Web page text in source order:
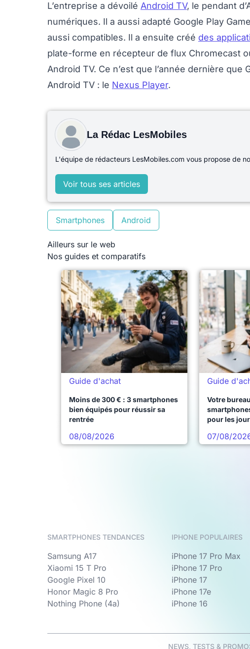
L’entreprise a dévoilé Android TV, le pendant
numériques. Il a aussi adapté Google Play
aussi compatibles. Il a ensuite créé des
plate-forme en récepteur de flux Chromecast
Android TV. Ce n’est que l’année dernière
Android TV : le Nexus Player.
La Rédac LesMobiles
L'équipe de rédacteurs LesMobiles.com vous propose de
Voir tous ses articles
Smartphones Android
Ailleurs sur le web
Nos guides et comparatifs
Guide d'achat
Moins de 300 € : 3 smartphones
bien équipés pour réussir sa
rentrée
08/08/2026
Guide
Votre
pour les
07/08/
SMARTPHONES TENDANCES
Samsung A17
Xiaomi 15 T Pro
Google Pixel 10
Honor Magic 8 Pro
Nothing Phone (4a)
IPHONE POPULAIRES
iPhone 17 Pro Max
iPhone 17 Pro
iPhone 17
iPhone 17e
iPhone 16
NEWS, TESTS &